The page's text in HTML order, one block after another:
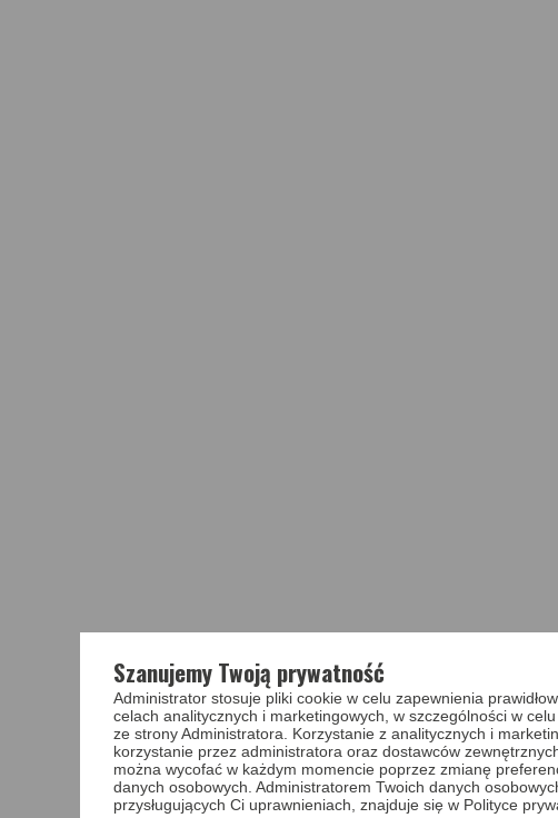
Szanujemy Twoją prywatność
Administrator stosuje pliki cookie w celu zapewnienia
celach analitycznych i marketingowych, w szczególności w
ze strony Administratora. Korzystanie z analitycznych i
korzystanie przez administratora oraz dostawców
można wycofać w każdym momencie poprzez zmianę
danych osobowych. Administratorem Twoich danych
przysługujących Ci uprawnieniach, znajduje się w Polityce